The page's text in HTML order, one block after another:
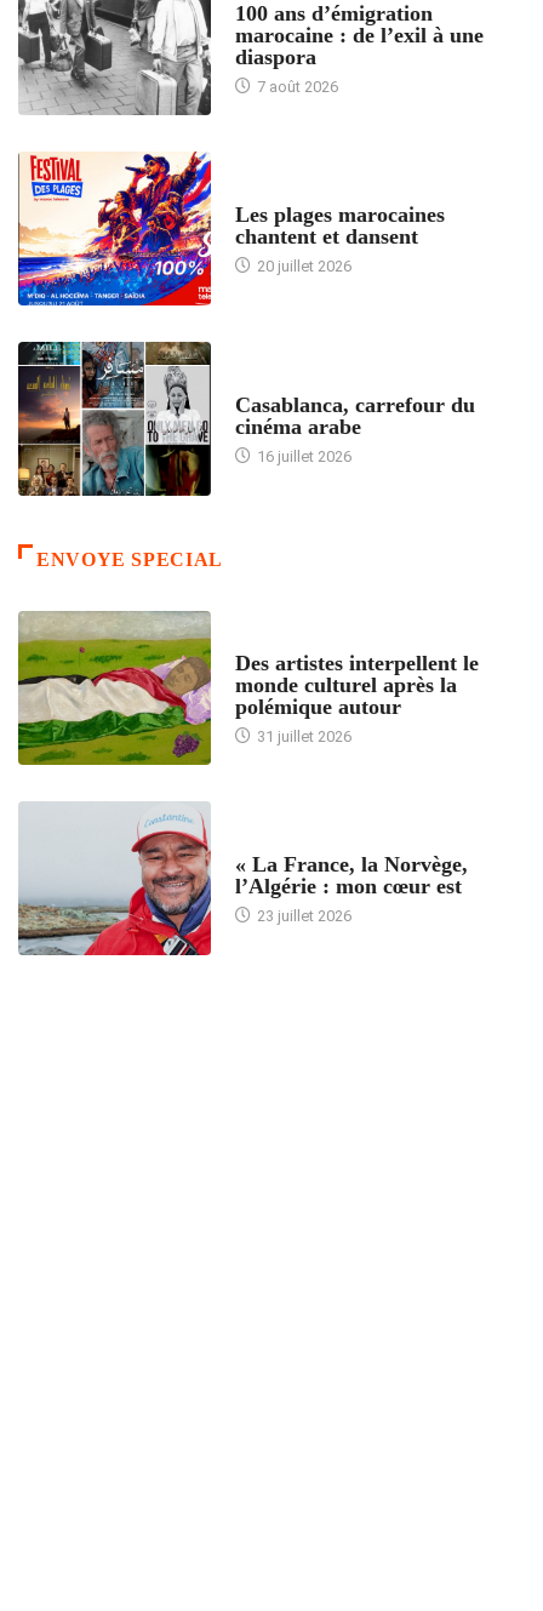
100 ans d’émigration
marocaine : de l’exil à une
diaspora
7 août 2026
Les plages marocaines
chantent et dansent
20 juillet 2026
Casablanca, carrefour du
cinéma arabe
16 juillet 2026
ENVOYE SPECIAL
Des artistes interpellent le
monde culturel après la
polémique autour
31 juillet 2026
« La France, la Norvège,
l’Algérie : mon cœur est
23 juillet 2026